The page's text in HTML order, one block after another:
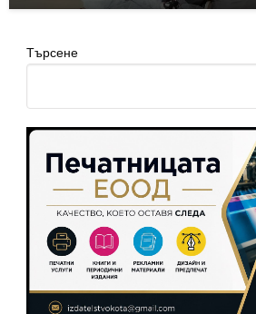
Търсене